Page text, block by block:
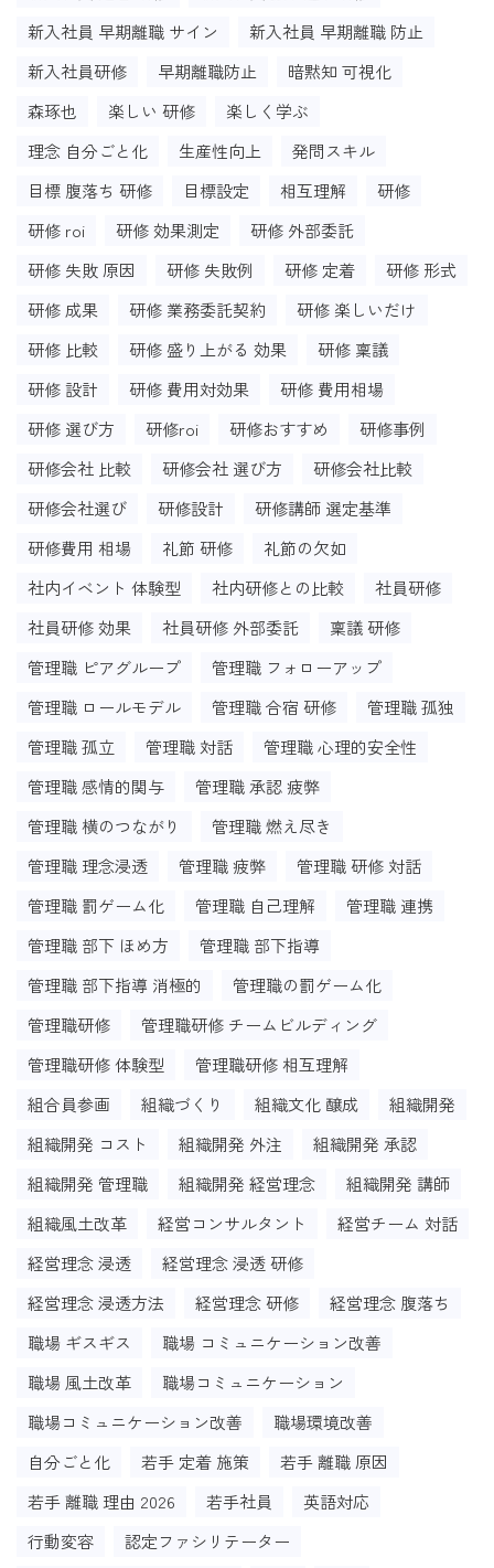
新入社員 早期離職 サイン
新入社員 早期離職 防止
新入社員研修
早期離職防止
暗黙知 可視化
森琢也
楽しい 研修
楽しく学ぶ
理念 自分ごと化
生産性向上
発問スキル
目標 腹落ち 研修
目標設定 相互理解
研修
研修 roi
研修 効果測定
研修 外部委託
研修 失敗 原因
研修 失敗例 研修 定着
研修 形式
研修 成果
研修 業務委託契約
研修 楽しいだけ
研修 比較
研修 盛り上がる 効果
研修 稟議
研修 設計
研修 費用対効果
研修 費用相場
研修 選び方
研修roi 研修おすすめ
研修事例
研修会社 比較
研修会社 選び方
研修会社比較
研修会社選び
研修設計
研修講師 選定基準
研修費用 相場
礼節 研修
礼節の欠如
社内イベント 体験型
社内研修との比較
社員研修
社員研修 効果
社員研修 外部委託
稟議 研修
管理職 ピアグループ
管理職 フォローアップ
管理職 ロールモデル
管理職 合宿 研修
管理職 孤独
管理職 孤立
管理職 対話
管理職 心理的安全性
管理職 感情的関与
管理職 承認 疲弊
管理職 横のつながり
管理職 燃え尽き
管理職 理念浸透
管理職 疲弊
管理職 研修 対話
管理職 罰ゲーム化
管理職 自己理解
管理職 連携
管理職 部下 ほめ方
管理職 部下指導
管理職 部下指導 消極的
管理職の罰ゲーム化
管理職研修
管理職研修 チームビルディング
管理職研修 体験型
管理職研修 相互理解
組合員参画
組織づくり 組織文化 醸成
組織開発
組織開発 コスト
組織開発 外注
組織開発 承認
組織開発 管理職
組織開発 経営理念
組織開発 講師
組織風土改革
経営コンサルタント
経営チーム 対話
経営理念 浸透
経営理念 浸透 研修
経営理念 浸透方法
経営理念 研修
経営理念 腹落ち
職場 ギスギス
職場 コミュニケーション改善
職場 風土改革
職場コミュニケーション
職場コミュニケーション改善
職場環境改善
自分ごと化
若手 定着 施策
若手 離職 原因
若手 離職 理由 2026
若手社員
英語対応
行動変容
認定ファシリテーター